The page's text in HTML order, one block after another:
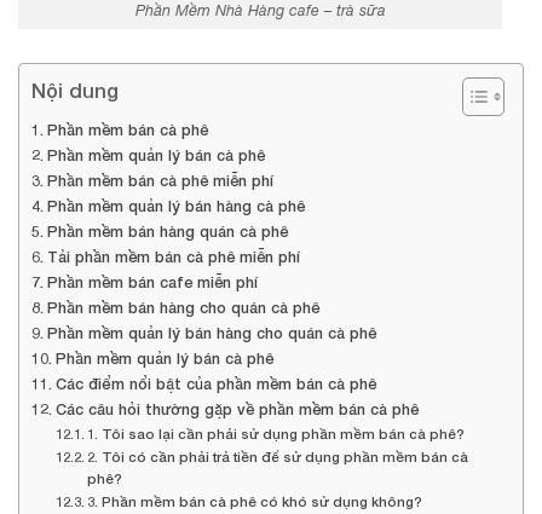
Phần Mềm Nhà Hàng cafe – trà sữa
Nội dung
Phần mềm bán cà phê
Phần mềm quản lý bán cà phê
Phần mềm bán cà phê miễn phí
Phần mềm quản lý bán hàng cà phê
Phần mềm bán hàng quán cà phê
Tải phần mềm bán cà phê miễn phí
Phần mềm bán cafe miễn phí
Phần mềm bán hàng cho quán cà phê
Phần mềm quản lý bán hàng cho quán cà phê
Phần mềm quản lý bán cà phê
Các điểm nổi bật của phần mềm bán cà phê
Các câu hỏi thường gặp về phần mềm bán cà phê
1. Tôi sao lại cần phải sử dụng phần mềm bán cà phê?
2. Tôi có cần phải trả tiền để sử dụng phần mềm bán cà
phê?
3. Phần mềm bán cà phê có khó sử dụng không?